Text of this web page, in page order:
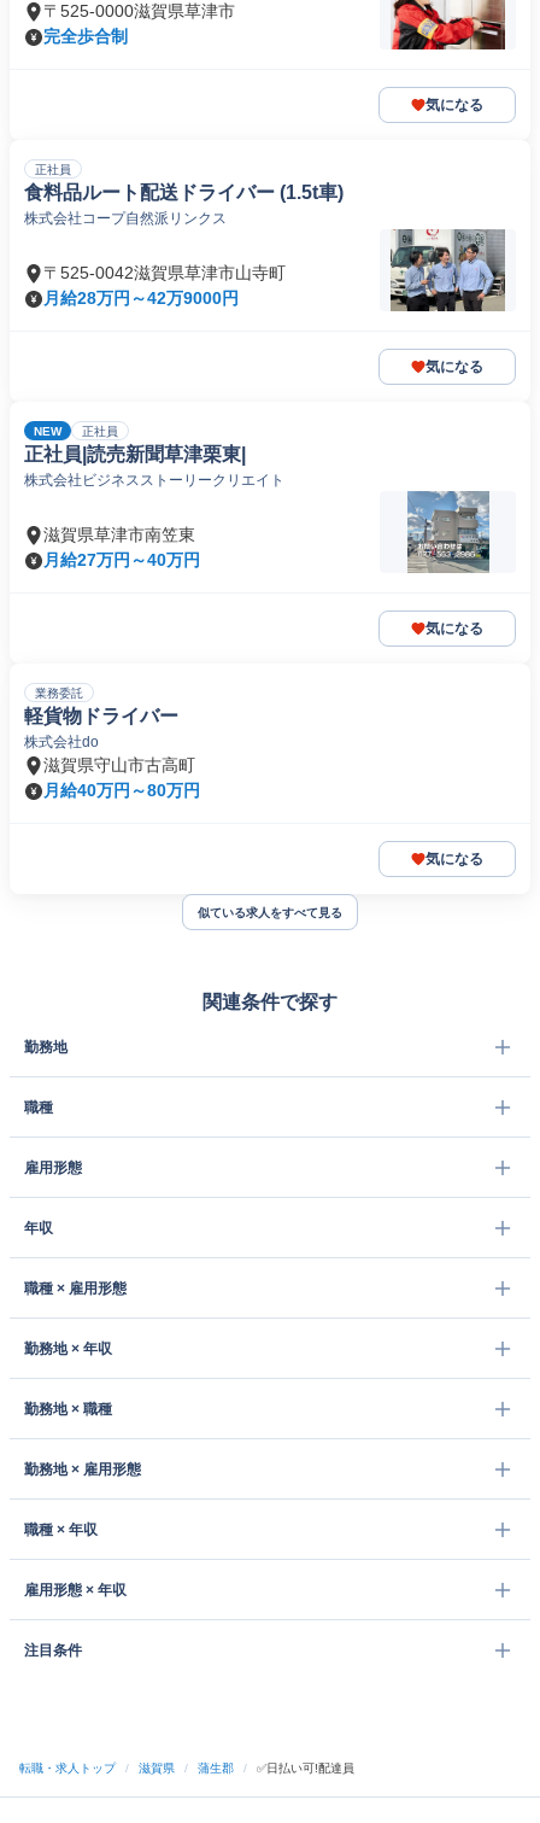
〒525-0000滋賀県草津市
完全歩合制
気になる
正社員
食料品ルート配送ドライバー (1.5t車)
株式会社コープ自然派リンクス
〒525-0042滋賀県草津市山寺町
月給28万円～42万9000円
気になる
NEW 正社員
正社員|読売新聞草津栗東|
株式会社ビジネスストーリークリエイト
滋賀県草津市南笠東
月給27万円～40万円
気になる
業務委託
軽貨物ドライバー
株式会社do
滋賀県守山市古高町
月給40万円～80万円
気になる
似ている求人をすべて見る
関連条件で探す
勤務地
職種
雇用形態
年収
職種 × 雇用形態
勤務地 × 年収
勤務地 × 職種
勤務地 × 雇用形態
職種 × 年収
雇用形態 × 年収
注目条件
転職・求人トップ / 滋賀県 / 蒲生郡 / ✅日払い可!配達員